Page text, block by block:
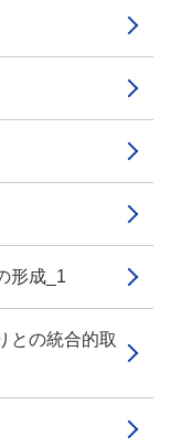
形成_1
との統合的取